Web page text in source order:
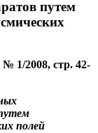
путем
2008, стр. 42-
полей